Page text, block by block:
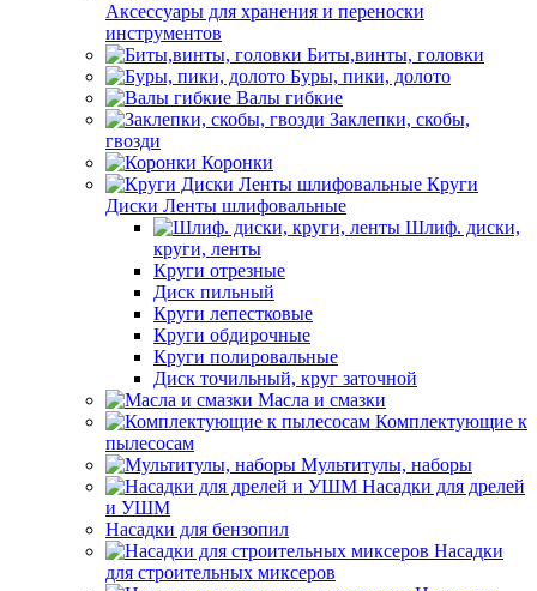
Аксессуары для хранения и переноски
инструментов
Биты,винты, головки
Буры, пики, долото
Валы гибкие
Заклепки, скобы,
гвозди
Коронки
Круги
Диски Ленты шлифовальные
Шлиф. диски,
круги, ленты
Круги отрезные
Диск пильный
Круги лепестковые
Круги обдирочные
Круги полировальные
Диск точильный, круг заточной
Масла и смазки
Комплектующие к
пылесосам
Мультитулы, наборы
Насадки для дрелей
и УШМ
Насадки для бензопил
Насадки
для строительных миксеров